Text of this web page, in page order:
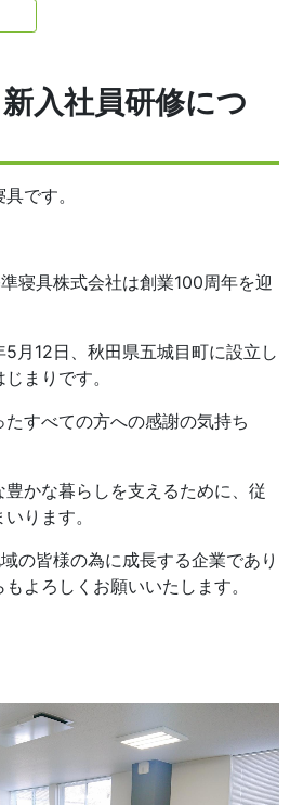
入社員研修につ
です。
寝具株式会社は創業100周年を迎
月12日、秋田県五城目町に設立し
まりです。
すべての方への感謝の気持ち
かな暮らしを支えるために、従
ります。
の皆様の為に成長する企業であり
よろしくお願いいたします。